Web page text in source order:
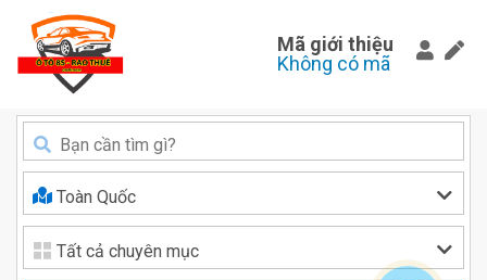
Mã giới thiệu
Không có mã
Toàn Quốc
Tất cả chuyên mục